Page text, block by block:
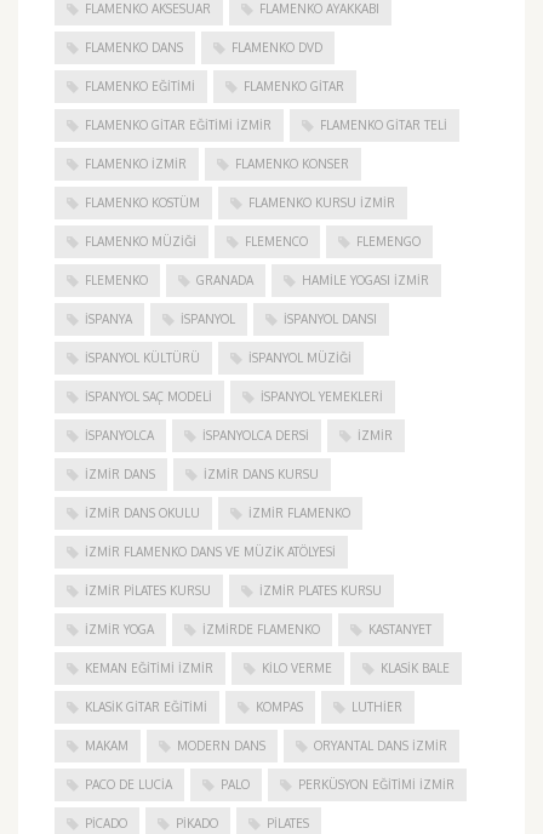
FLAMENKO AKSESUAR FLAMENKO AYAKKABI
FLAMENKO DANS FLAMENKO DVD
FLAMENKO EĞITIMI FLAMENKO GITAR
FLAMENKO GITAR EĞITIMI İZMIR FLAMENKO GITAR TELI
FLAMENKO IZMIR FLAMENKO KONSER
FLAMENKO KOSTÜM FLAMENKO KURSU İZMIR
FLAMENKO MÜZIĞI FLEMENCO FLEMENGO
FLEMENKO GRANADA HAMILE YOGASI İZMIR
ISPANYA İSPANYOL İSPANYOL DANSI
İSPANYOL KÜLTÜRÜ İSPANYOL MÜZIĞI
İSPANYOL SAÇ MODELI İSPANYOL YEMEKLERI
İSPANYOLCA İSPANYOLCA DERSI IZMIR
IZMIR DANS IZMIR DANS KURSU
IZMIR DANS OKULU IZMIR FLAMENKO
İZMIR FLAMENKO DANS VE MÜZIK ATÖLYESI
İZMIR PILATES KURSU İZMIR PLATES KURSU
İZMIR YOGA IZMIRDE FLAMENKO KASTANYET
KEMAN EĞITIMI İZMIR KILO VERME KLASIK BALE
KLASIK GITAR EĞITIMI KOMPAS LUTHIER
MAKAM MODERN DANS ORYANTAL DANS İZMIR
PACO DE LUCIA PALO PERKÜSYON EĞITIMI İZMIR
PICADO PIKADO PILATES